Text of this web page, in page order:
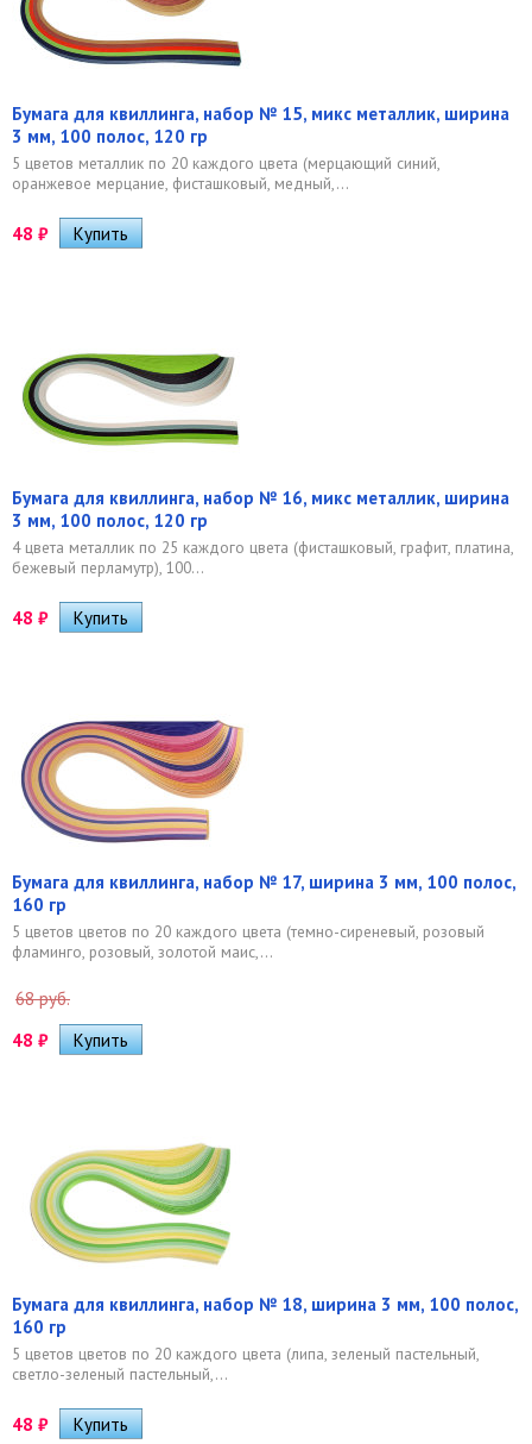
Бумага для квиллинга, набор № 15, микс металлик, ширина
3 мм, 100 полос, 120 гр
5 цветов металлик по 20 каждого цвета (мерцающий синий,
оранжевое мерцание, фисташковый, медный,...
48 ₽
Бумага для квиллинга, набор № 16, микс металлик, ширина
3 мм, 100 полос, 120 гр
4 цвета металлик по 25 каждого цвета (фисташковый, графит, платина,
бежевый перламутр), 100...
48 ₽
Бумага для квиллинга, набор № 17, ширина 3 мм, 100 полос,
160 гр
5 цветов цветов по 20 каждого цвета (темно-сиреневый, розовый
фламинго, розовый, золотой маис,...
68 руб.
48 ₽
Бумага для квиллинга, набор № 18, ширина 3 мм, 100 полос,
160 гр
5 цветов цветов по 20 каждого цвета (липа, зеленый пастельный,
светло-зеленый пастельный,...
48 ₽